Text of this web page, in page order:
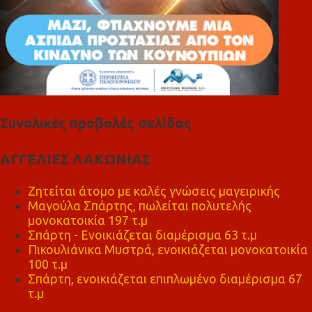
Συνολικές προβολές σελίδας
ΑΓΓΕΛΙΕΣ ΛΑΚΩΝΙΑΣ
Ζητείται άτομο με καλές γνώσεις μαγειρικής
Μαγούλα Σπάρτης, πωλείται πολυτελής
μονοκατοικία 197 τ.μ
Σπάρτη - Ενοικιάζεται διαμέρισμα 63 τ.μ
Πικουλιάνικα Μυστρά, ενοικιάζεται μονοκατοικία
100 τ.μ
Σπάρτη, ενοικιάζεται επιπλωμένο διαμέρισμα 67
τ.μ